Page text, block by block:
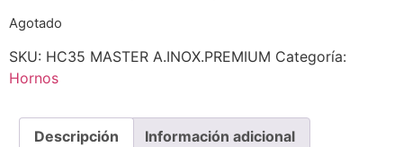
Agotado
SKU: HC35 MASTER A.INOX.PREMIUM Categoría:
Hornos
Descripción Información adicional